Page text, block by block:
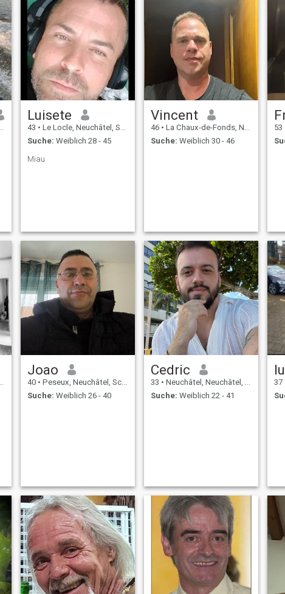
Luisete
43 • Le Locle, Neuchâtel, Schweiz
Suche: Weiblich 28 - 45
Miau
Vincent
46 • La Chaux-de-Fonds, Neuchâtel, Schweiz
Suche: Weiblich 30 - 46
53
Joao
40 • Peseux, Neuchâtel, Schweiz
Suche: Weiblich 26 - 40
Cedric
33 • Neuchâtel, Neuchâtel, Schweiz
Suche: Weiblich 22 - 41
37